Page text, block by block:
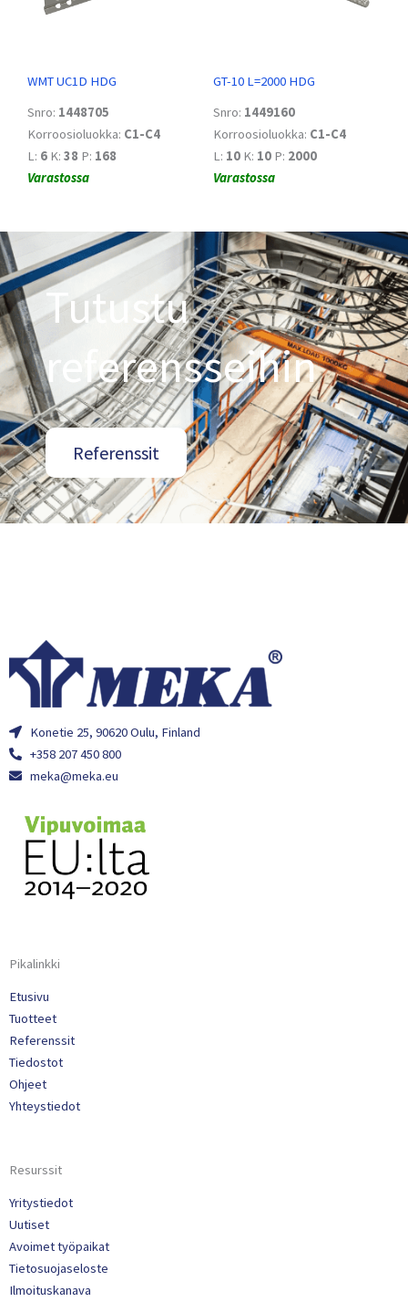
WMT UC1D HDG
Snro: 1448705
Korroosioluokka: C1-C4
L: 6 K: 38 P: 168
Varastossa
GT-10 L=2000 HDG
Snro: 1449160
Korroosioluokka: C1-C4
L: 10 K: 10 P: 2000
Varastossa
Tutustu
referensseihin
Referenssit
Konetie 25, 90620 Oulu, Finland
+358 207 450 800
meka@meka.eu
Pikalinkki
Etusivu
Tuotteet
Referenssit
Tiedostot
Ohjeet
Yhteystiedot
Resurssit
Yritystiedot
Uutiset
Avoimet työpaikat
Tietosuojaseloste
Ilmoituskanava